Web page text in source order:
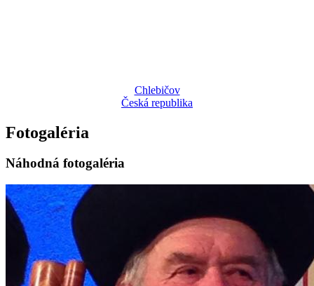
Chlebičov
Česká republika
Fotogaléria
Náhodná fotogaléria